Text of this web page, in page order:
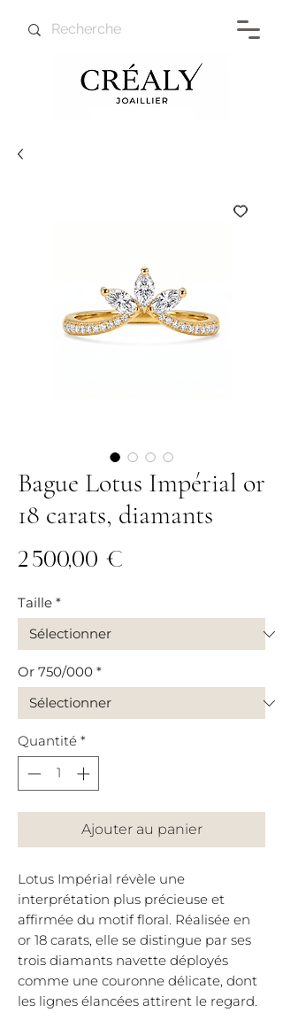
Bague Lotus Impérial or
18 carats, diamants
2 500,00 €
Taille *
Or 750/000 *
Quantité *
Ajouter au panier
Lotus Impérial révèle une
interprétation plus précieuse et
affirmée du motif floral. Réalisée en
or 18 carats, elle se distingue par ses
trois diamants navette déployés
comme une couronne délicate, dont
les lignes élancées attirent le regard.